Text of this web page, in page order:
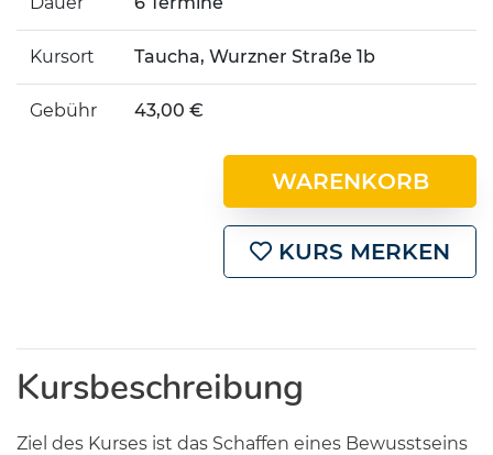
Kursort Taucha, Wurzner Straße 1b
Gebühr 43,00 €
WARENKORB
KURS MERKEN
Kursbeschreibung
Ziel des Kurses ist das Schaffen eines Bewusstseins